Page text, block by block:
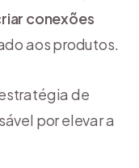
conexões
aos produtos.
de
por elevar a